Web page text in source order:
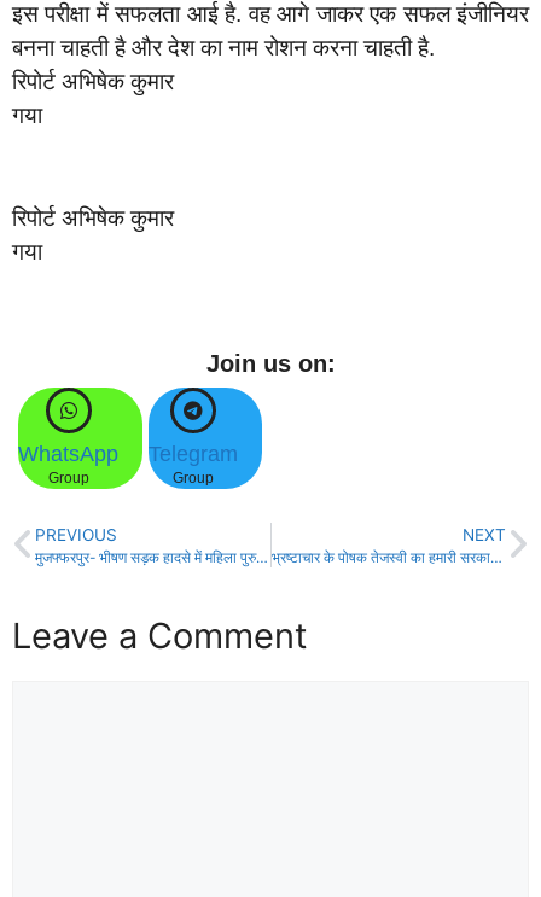
इस परीक्षा में सफलता आई है. वह आगे जाकर एक सफल इंजीनियर
बनना चाहती है और देश का नाम रोशन करना चाहती है.
रिपोर्ट अभिषेक कुमार
गया
रिपोर्ट अभिषेक कुमार
गया
Join us on:
WhatsApp
Group
Telegram
Group
PREVIOUS
मुजफ्फरपुर- भीषण सड़क हादसे में महिला पुरुष समेत दो की मौत!
NEXT
भ्रष्टाचार के पोषक तेजस्वी का हमारी सरकार पर ऊँगली उठाना हास्यास्पद – जनक राम!
Leave a Comment